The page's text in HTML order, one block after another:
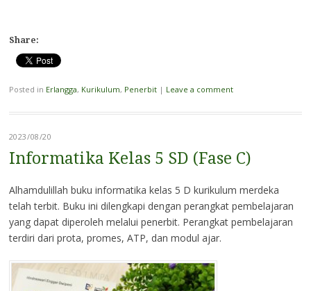
Share:
Posted in Erlangga, Kurikulum, Penerbit | Leave a comment
2023/08/20
Informatika Kelas 5 SD (Fase C)
Alhamdulillah buku informatika kelas 5 D kurikulum merdeka
telah terbit. Buku ini dilengkapi dengan perangkat pembelajaran
yang dapat diperoleh melalui penerbit. Perangkat pembelajaran
terdiri dari prota, promes, ATP, dan modul ajar.